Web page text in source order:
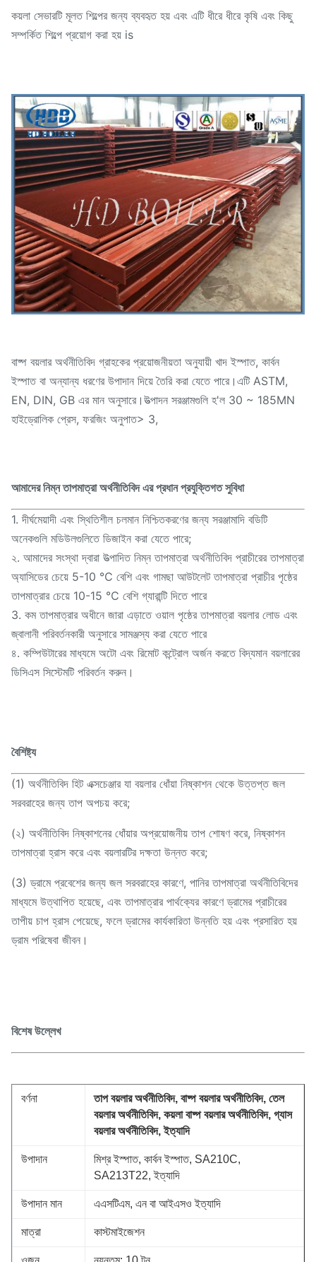
কয়লা সেভারটি মূলত শিল্পের জন্য ব্যবহৃত হয় এবং এটি ধীরে ধীরে কৃষি এবং কিছু
সম্পর্কিত শিল্পে প্রয়োগ করা হয় is
বাষ্প বয়লার অর্থনীতিবিদ গ্রাহকের প্রয়োজনীয়তা অনুযায়ী খাদ ইস্পাত, কার্বন
ইস্পাত বা অন্যান্য ধরণের উপাদান দিয়ে তৈরি করা যেতে পারে।এটি ASTM,
EN, DIN, GB এর মান অনুসারে।উত্পাদন সরঞ্জামগুলি হ'ল 30 ~ 185MN
হাইড্রোলিক প্রেস, ফরজিং অনুপাত> 3,
আমাদের নিম্ন তাপমাত্রা অর্থনীতিবিদ এর প্রধান প্রযুক্তিগত সুবিধা
1. দীর্ঘমেয়াদী এবং স্থিতিশীল চলমান নিশ্চিতকরণের জন্য সরঞ্জামাদি বডিটি
অনেকগুলি মডিউলগুলিতে ডিজাইন করা যেতে পারে;
২. আমাদের সংস্থা দ্বারা উত্পাদিত নিম্ন তাপমাত্রা অর্থনীতিবিদ প্রাচীরের তাপমাত্রা
অ্যাসিডের চেয়ে 5-10 ℃ বেশি এবং গামছা আউটলেট তাপমাত্রা প্রাচীর পৃষ্ঠের
তাপমাত্রার চেয়ে 10-15 ℃ বেশি গ্যারান্টি দিতে পারে
3. কম তাপমাত্রার অধীনে জারা এড়াতে ওয়াল পৃষ্ঠের তাপমাত্রা বয়লার লোড এবং
জ্বালানী পরিবর্তনকারী অনুসারে সামঞ্জস্য করা যেতে পারে
৪. কম্পিউটারের মাধ্যমে অটো এবং রিমোট কন্ট্রোল অর্জন করতে বিদ্যমান বয়লারের
ডিসিএস সিস্টেমটি পরিবর্তন করুন।
বৈশিষ্ট্য
(1) অর্থনীতিবিদ হিট এক্সচেঞ্জার যা বয়লার ধোঁয়া নিষ্কাশন থেকে উত্তপ্ত জল
সরবরাহের জন্য তাপ অপচয় করে;
(২) অর্থনীতিবিদ নিষ্কাশনের ধোঁয়ার অপ্রয়োজনীয় তাপ শোষণ করে, নিষ্কাশন
তাপমাত্রা হ্রাস করে এবং বয়লারটির দক্ষতা উন্নত করে;
(3) ড্রামে প্রবেশের জন্য জল সরবরাহের কারণে, পানির তাপমাত্রা অর্থনীতিবিদের
মাধ্যমে উত্থাপিত হয়েছে, এবং তাপমাত্রার পার্থক্যের কারণে ড্রামের প্রাচীরের
তাপীয় চাপ হ্রাস পেয়েছে, ফলে ড্রামের কার্যকারিতা উন্নতি হয় এবং প্রসারিত হয়
ড্রাম পরিষেবা জীবন।
বিশেষ উল্লেখ
বর্ণনা
তাপ বয়লার অর্থনীতিবিদ, বাষ্প বয়লার অর্থনীতিবিদ, তেল
বয়লার অর্থনীতিবিদ, কয়লা বাষ্প বয়লার অর্থনীতিবিদ, গ্যাস
বয়লার অর্থনীতিবিদ, ইত্যাদি
উপাদান
মিশ্র ইস্পাত, কার্বন ইস্পাত, SA210C,
SA213T22, ইত্যাদি
উপাদান মান এএসটিএম, এন বা আইএসও ইত্যাদি
মাত্রা কাস্টমাইজেশন